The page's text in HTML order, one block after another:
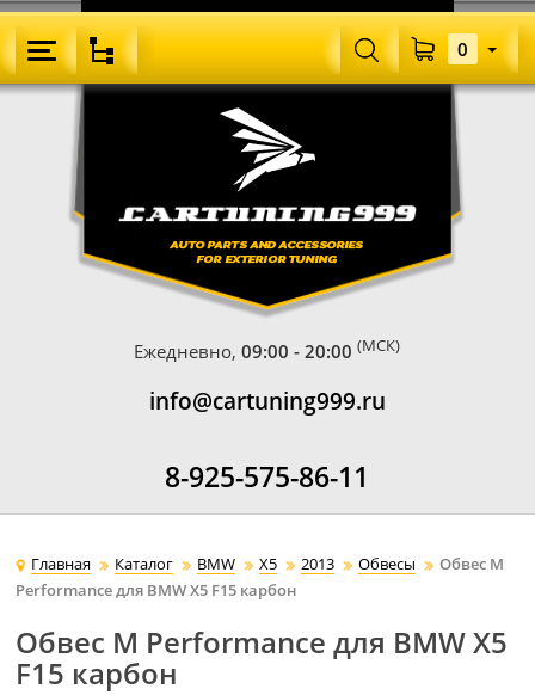
Ежедневно,09:00 - 20:00 (МСК)
info@cartuning999.ru
8-925-575-86-11
0
Главная Каталог BMW Х5 2013 Обвесы
Обвес M
Performance для BMW X5 F15 карбон
Обвес M Performance для BMW X5
F15 карбон